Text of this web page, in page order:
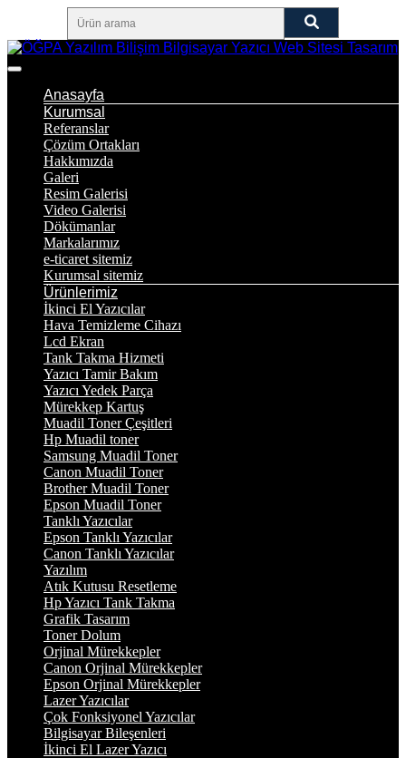
Anasayfa
Kurumsal
Referanslar
Çözüm Ortakları
Hakkımızda
Galeri
Resim Galerisi
Video Galerisi
Dökümanlar
Markalarımız
e-ticaret sitemiz
Kurumsal sitemiz
Ürünlerimiz
İkinci El Yazıcılar
Hava Temizleme Cihazı
Lcd Ekran
Tank Takma Hizmeti
Yazıcı Tamir Bakım
Yazıcı Yedek Parça
Mürekkep Kartuş
Muadil Toner Çeşitleri
Hp Muadil toner
Samsung Muadil Toner
Canon Muadil Toner
Brother Muadil Toner
Epson Muadil Toner
Tanklı Yazıcılar
Epson Tanklı Yazıcılar
Canon Tanklı Yazıcılar
Yazılım
Atık Kutusu Resetleme
Hp Yazıcı Tank Takma
Grafik Tasarım
Toner Dolum
Orjinal Mürekkepler
Canon Orjinal Mürekkepler
Epson Orjinal Mürekkepler
Lazer Yazıcılar
Çok Fonksiyonel Yazıcılar
Bilgisayar Bileşenleri
İkinci El Lazer Yazıcı